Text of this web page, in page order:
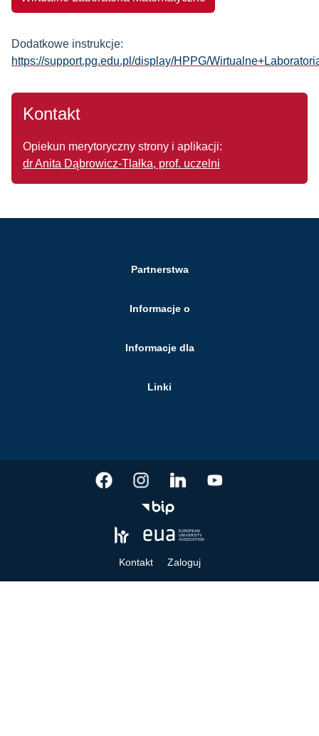
Dodatkowe instrukcje:
https://support.pg.edu.pl/display/HPPG/
Kontakt
Opiekun merytoryczny strony i aplikacji:
dr Anita Dąbrowicz-Tlałka, prof. uczelni
Partnerstwa
Informacje o
Informacje dla
Linki
Kontakt Zaloguj